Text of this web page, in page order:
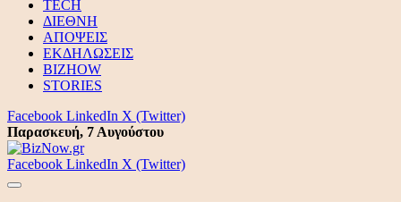
TECH
ΔΙΕΘΝΗ
ΑΠΟΨΕΙΣ
ΕΚΔΗΛΩΣΕΙΣ
BIZHOW
STORIES
Facebook LinkedIn X (Twitter)
Παρασκευή, 7 Αυγούστου
Facebook LinkedIn X (Twitter)